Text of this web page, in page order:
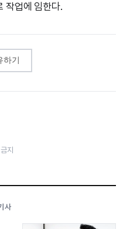
작업에 임한다.
하기
지
사